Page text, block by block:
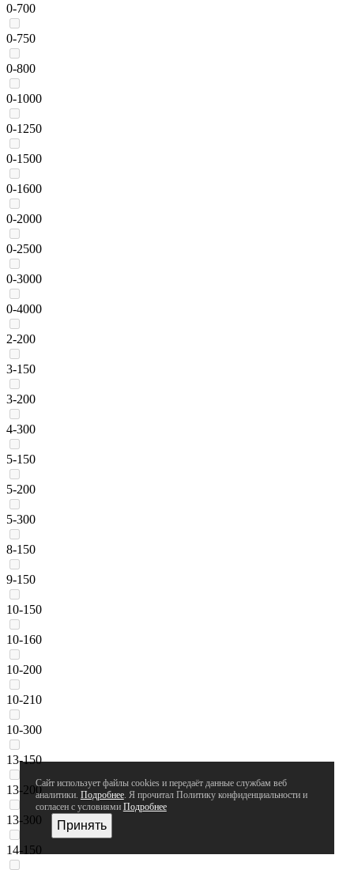
0-700
0-750
0-800
0-1000
0-1250
0-1500
0-1600
0-2000
0-2500
0-3000
0-4000
2-200
3-150
3-200
4-300
5-150
5-200
5-300
8-150
9-150
10-150
10-160
10-200
10-210
10-300
13-150
13-200
13-300
14-150
Сайт использует файлы cookies и передаёт данные службам веб
аналитики. Подробнее. Я прочитал Политику конфиденциальности и
согласен с условиями Подробнее
Принять